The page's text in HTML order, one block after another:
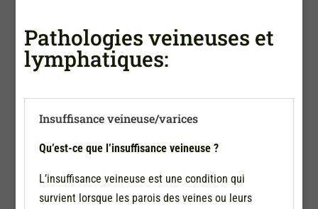
Pathologies veineuses et
lymphatiques:
Insuffisance veineuse/varices
Qu’est-ce que l’insuffisance veineuse ?
L’insuffisance veineuse est une condition qui
survient lorsque les parois des veines ou leurs